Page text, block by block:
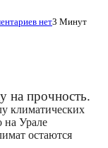
нет3 Минут
на прочность.
климатических
на Урале
остаются